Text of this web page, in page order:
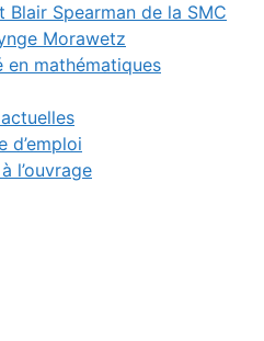
Spearman de la SMC
Morawetz
en mathématiques
d’emploi
l’ouvrage